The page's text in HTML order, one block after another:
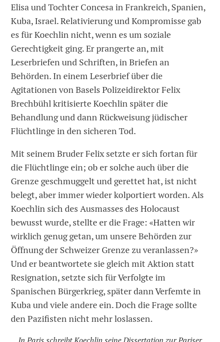
Elisa und Tochter Concesa in Frankreich, Spanien,
Kuba, Israel. Relativierung und Kompromisse gab
es für Koechlin nicht, wenn es um soziale
Gerechtigkeit ging. Er prangerte an, mit
Leserbriefen und Schriften, in Briefen an
Behörden. In einem Leserbrief über die
Agitationen von Basels Polizeidirektor Felix
Brechbühl kritisierte Koechlin später die
Behandlung und dann Rückweisung jüdischer
Flüchtlinge in den sicheren Tod.
Mit seinem Bruder Felix setzte er sich fortan für
die Flüchtlinge ein; ob er solche auch über die
Grenze geschmuggelt und gerettet hat, ist nicht
belegt, aber immer wieder kolportiert worden. Als
Koechlin sich des Ausmasses des Holocaust
bewusst wurde, stellte er die Frage: «Hatten wir
wirklich genug getan, um unsere Behörden zur
Öffnung der Schweizer Grenze zu veranlassen?»
Und er beantwortete sie gleich mit Aktion statt
Resignation, setzte sich für Verfolgte im
Spanischen Bürgerkrieg, später dann Verfemte in
Kuba und viele andere ein. Doch die Frage sollte
den Pazifisten nicht mehr loslassen.